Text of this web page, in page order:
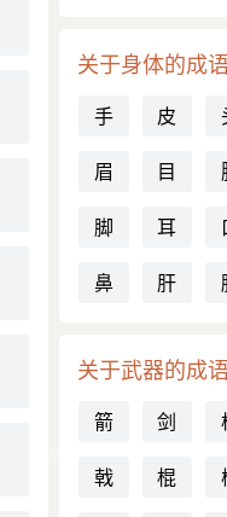
关于身体的成
手 皮
眉
目
脚
耳
鼻
肝
关于武器的成
箭 剑
戟
棍